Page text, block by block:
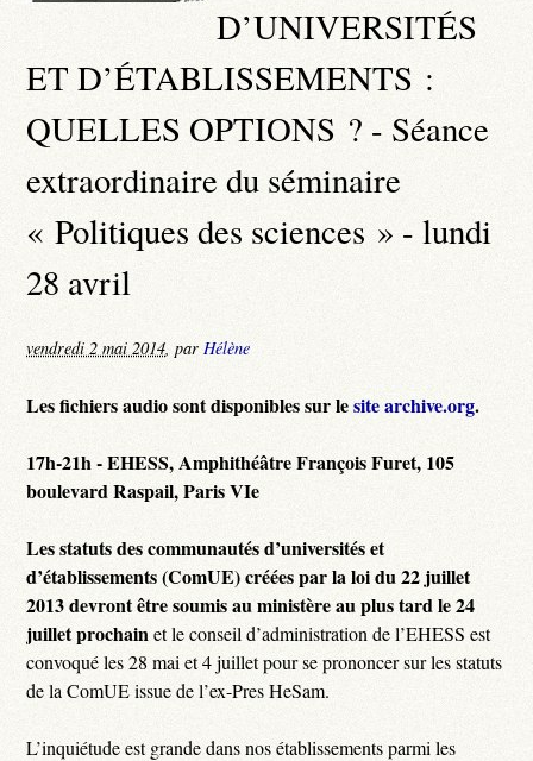
D’UNIVERSITÉS
ET D’ÉTABLISSEMENTS :
QUELLES OPTIONS ? - Séance
extraordinaire du séminaire
« Politiques des sciences » - lundi
28 avril
vendredi 2 mai 2014,parHélène
Les fichiers audio sont disponibles sur lesite archive.org.
17h-21h - EHESS,Amphithéâtre François Furet, 105
boulevard Raspail, Paris VIe
Les statuts des communautés d’universités et
d’établissements (ComUE) créées par la loi du 22 juillet
2013 devront être soumis au ministère au plus tard le 24
juillet prochainet le conseil d’administration de l’EHESS est
convoqué les 28 mai et 4 juillet pour se prononcer sur les statuts
de la ComUE issue de l’ex-Pres HeSam.
L’inquiétude est grande dans nos établissements parmi les